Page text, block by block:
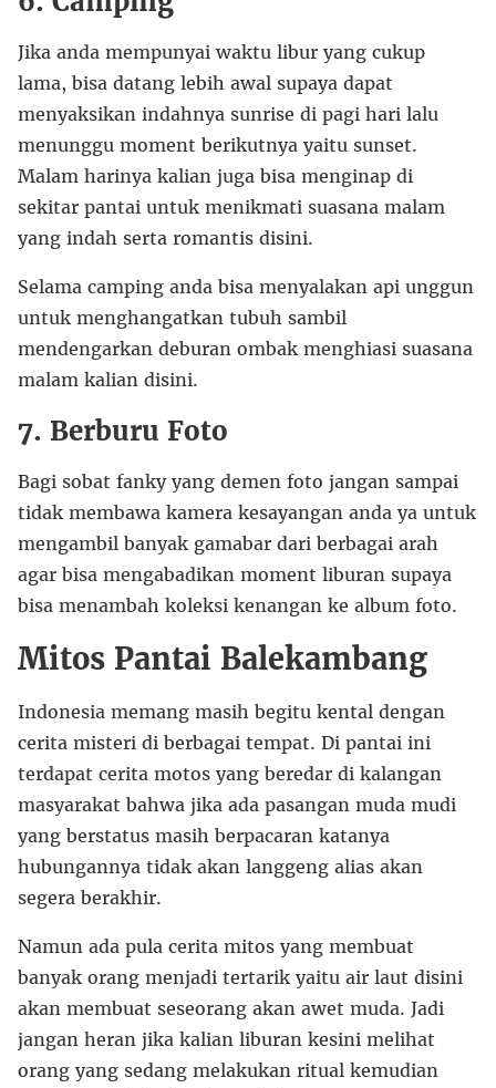
Jika anda mempunyai waktu libur yang cukup
lama, bisa datang lebih awal supaya dapat
menyaksikan indahnya sunrise di pagi hari lalu
menunggu moment berikutnya yaitu sunset.
Malam harinya kalian juga bisa menginap di
sekitar pantai untuk menikmati suasana malam
yang indah serta romantis disini.
Selama camping anda bisa menyalakan api unggun
untuk menghangatkan tubuh sambil
mendengarkan deburan ombak menghiasi suasana
malam kalian disini.
7. Berburu Foto
Bagi sobat fanky yang demen foto jangan sampai
tidak membawa kamera kesayangan anda ya untuk
mengambil banyak gamabar dari berbagai arah
agar bisa mengabadikan moment liburan supaya
bisa menambah koleksi kenangan ke album foto.
Mitos Pantai Balekambang
Indonesia memang masih begitu kental dengan
cerita misteri di berbagai tempat. Di pantai ini
terdapat cerita motos yang beredar di kalangan
masyarakat bahwa jika ada pasangan muda mudi
yang berstatus masih berpacaran katanya
hubungannya tidak akan langgeng alias akan
segera berakhir.
Namun ada pula cerita mitos yang membuat
banyak orang menjadi tertarik yaitu air laut disini
akan membuat seseorang akan awet muda. Jadi
jangan heran jika kalian liburan kesini melihat
orang yang sedang melakukan ritual kemudian